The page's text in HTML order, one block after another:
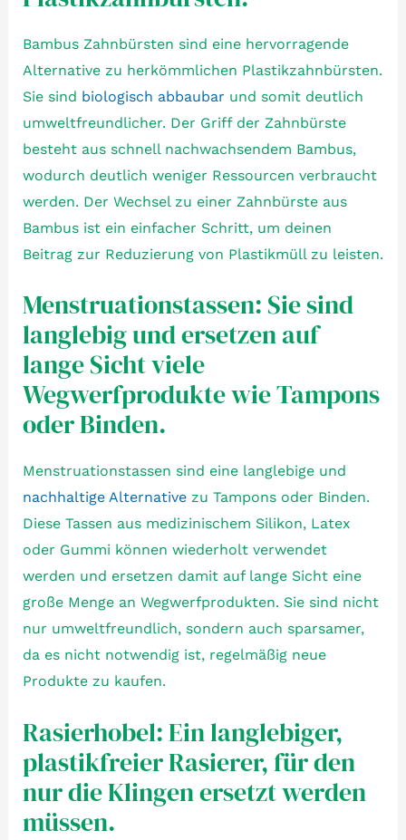
Bambus Zahnbürsten sind eine hervorragende
Alternative zu herkömmlichen Plastikzahnbürsten.
Sie sind biologisch abbaubar und somit deutlich
umweltfreundlicher. Der Griff der Zahnbürste
besteht aus schnell nachwachsendem Bambus,
wodurch deutlich weniger Ressourcen verbraucht
werden. Der Wechsel zu einer Zahnbürste aus
Bambus ist ein einfacher Schritt, um deinen
Beitrag zur Reduzierung von Plastikmüll zu leisten.
Menstruationstassen: Sie sind
langlebig und ersetzen auf
lange Sicht viele
Wegwerfprodukte wie Tampons
oder Binden.
Menstruationstassen sind eine langlebige und
nachhaltige Alternativezu Tampons oder Binden.
Diese Tassen aus medizinischem Silikon, Latex
oder Gummi können wiederholt verwendet
werden und ersetzen damit auf lange Sicht eine
große Menge an Wegwerfprodukten. Sie sind nicht
nur umweltfreundlich, sondern auch sparsamer,
da es nicht notwendig ist, regelmäßig neue
Produkte zu kaufen.
Rasierhobel: Ein langlebiger,
plastikfreier Rasierer, für den
nur die Klingen ersetzt werden
müssen.